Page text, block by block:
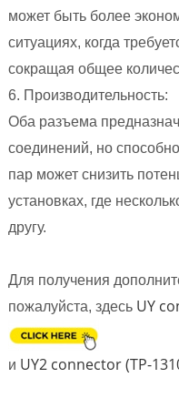
может быть более
ситуациях, когда
сокращая общее
6. Производительность:
Оба разъема
соединений, но
пар может снизить
установках, где
другу.
Для получения
пожалуйста, здесь UY
и UY2 connector (TP-